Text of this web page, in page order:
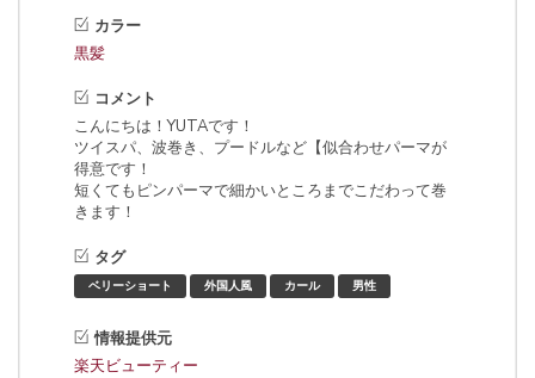
カラー
黒髪
コメント
こんにちは！YUTAです！
ツイスパ、波巻き、プードルなど【似合わせパーマが
得意です！
短くてもピンパーマで細かいところまでこだわって巻
きます！
タグ
ベリーショート 外国人風 カール 男性
情報提供元
楽天ビューティー